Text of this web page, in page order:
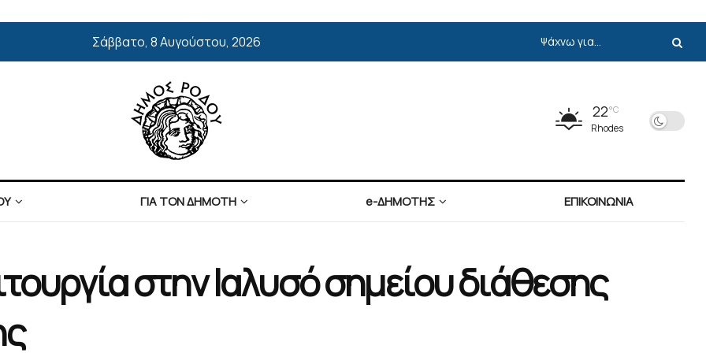
Σάββατο, 8 Αυγούστου, 2026
22°C
Rhodes
ΓΙΑ ΤΟΝ ΔΗΜΟΤΗ e-ΔΗΜΟΤΗΣ ΕΠΙΚΟΙΝΩΝΙΑ
στην Ιαλυσό σημείου διάθεσης